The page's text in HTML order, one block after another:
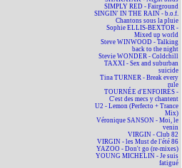
SIMPLY RED - Fairground
SINGIN' IN THE RAIN - b.o.f.
Chantons sous la pluie
Sophie ELLIS-BEXTOR -
Mixed up world
Steve WINWOOD - Talking
back to the night
Stevie WONDER - Coldchill
TAXXI - Sex and suburban
suicide
Tina TURNER - Break every
rule
TOURNÉE d'ENFOIRÉS -
C'est des mecs y chantent
U2 - Lemon (Perfecto + Trance
Mix)
Véronique SANSON - Moi, le
venin
VIRGIN - Club 82
VIRGIN - les Must de l'été 86
YAZOO - Don't go (re-mixes)
YOUNG MICHELIN - Je suis
fatigué